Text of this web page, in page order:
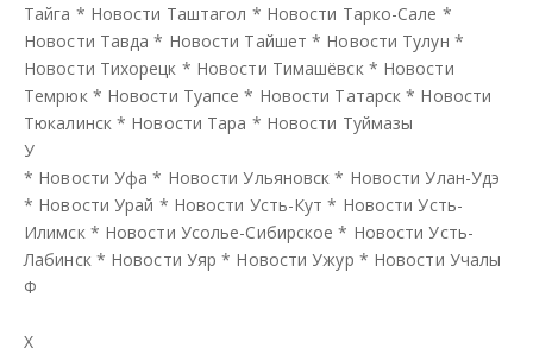
Тайга * Новости Таштагол * Новости Тарко-Сале *
Новости Тавда * Новости Тайшет * Новости Тулун *
Новости Тихорецк * Новости Тимашёвск* Новости
Темрюк* Новости Туапсе * Новости Татарск * Новости
Тюкалинск* Новости Тара * Новости Туймазы
У
* Новости Уфа * Новости Ульяновск * Новости Улан-Удэ
* Новости Урай * Новости Усть-Кут * Новости Усть-
Илимск* Новости Усолье-Сибирское * Новости Усть-
Лабинск* Новости Уяр * Новости Ужур * Новости Учалы
Ф
Х